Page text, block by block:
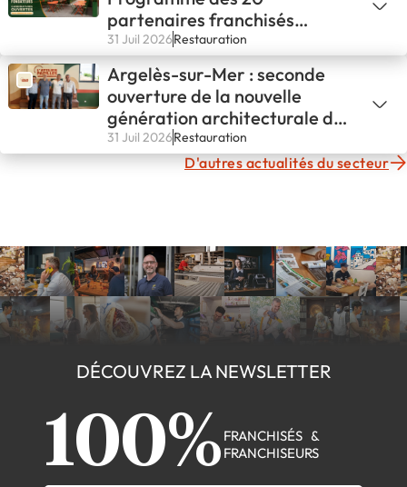
partenaires franchisés
fondateurs
31 Juil 2026Restauration
Argelès-sur-Mer : seconde
ouverture de la nouvelle
génération architecturale de
L'ATELIER PAPILLES !
31 Juil 2026Restauration
D'autres actualités du secteur
DÉCOUVREZ LA NEWSLETTER
100% FRANCHISÉS &
FRANCHISEURS